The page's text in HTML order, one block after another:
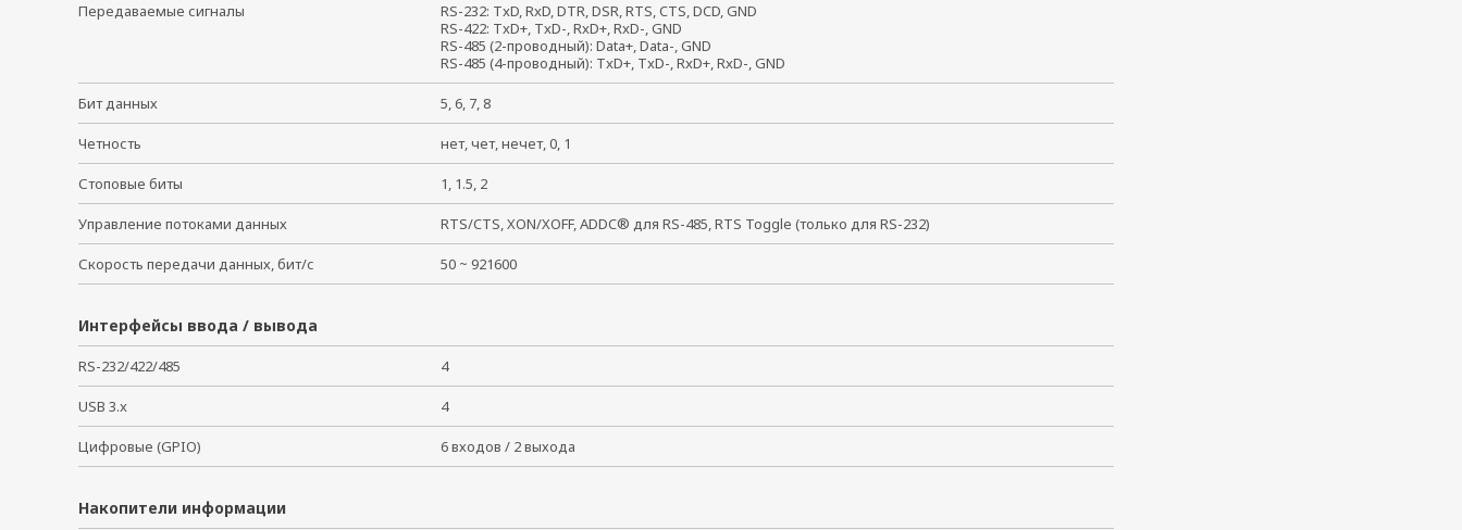
Передаваемые сигналы
RS-232: TxD, RxD, DTR, DSR, RTS, CTS, DCD, GND
RS-422: TxD+, TxD-, RxD+, RxD-, GND
RS-485 (2-проводный): Data+, Data-, GND
RS-485 (4-проводный): TxD+, TxD-, RxD+, RxD-, GND
Бит данных 5, 6, 7, 8
Четность нет, чет, нечет, 0, 1
Стоповые биты 1, 1.5, 2
Управление потоками данных RTS/CTS, XON/XOFF, ADDC® для RS-485, RTS Toggle (только для RS-232)
Скорость передачи данных, бит/с 50 ~ 921600
Интерфейсы ввода / вывода
RS-232/422/485 4
USB 3.x 4
Цифровые (GPIO) 6 входов / 2 выхода
Накопители информации